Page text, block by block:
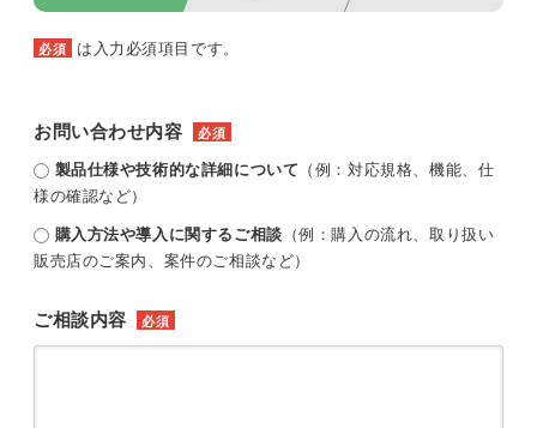
必須 は入力必須項目です。
お問い合わせ内容 必須
製品仕様や技術的な詳細について （例：対応規格、機能、仕
様の確認など）
購入方法や導入に関するご相談 （例：購入の流れ、取り扱い
販売店のご案内、案件のご相談など）
ご相談内容 必須